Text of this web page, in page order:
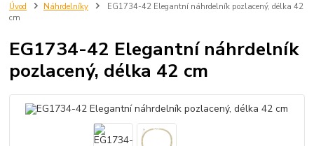
Úvod Náhrdelníky
EG1734-42 Elegantní náhrdelník pozlacený, délka 42
cm
EG1734-42 Elegantní náhrdelník
pozlacený, délka 42 cm